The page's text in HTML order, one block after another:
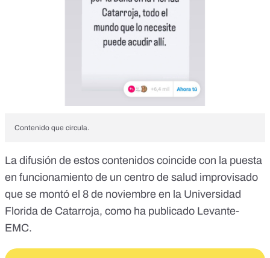
Contenido que circula.
La difusión de estos contenidos coincide con la puesta
en funcionamiento de un centro de salud improvisado
que se montó el 8 de noviembre en la Universidad
Florida de Catarroja, como ha publicado Levante-
EMC.